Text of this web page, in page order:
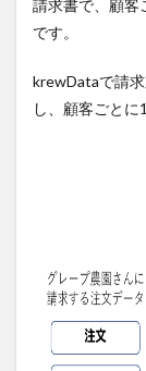
請求書で、顧客
です。
krewDataで請
し、顧客ごとに